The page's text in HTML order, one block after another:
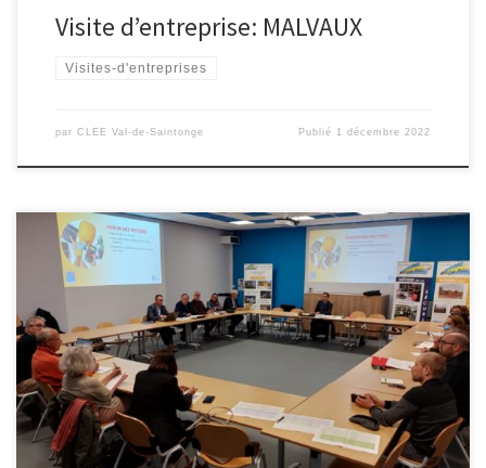
Visite d’entreprise: MALVAUX
Visites-d'entreprises
par CLEE Val-de-Saintonge Publié 1 décembre 2022
Après 2 longues années de sommeil, les acteurs du CLEE Val de
Saintonge se sont retrouvés lundi 10 octobre au Lycée
Professionnel Blaise Pascal pour préparer les actions à venir.
Beaucoup d’envies, beaucoup de projets et une bien belle
réunion constructive Le diaporama présenté. Compte-rendu ci-
dessous